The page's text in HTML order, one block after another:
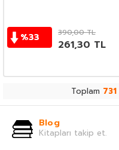
%33 390,00TL
261,30 TL
Toplam 731
Blog
Kitapları takip et.